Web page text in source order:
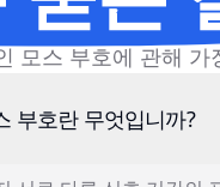
모스 부호에 관해
부호란 무엇입니까?